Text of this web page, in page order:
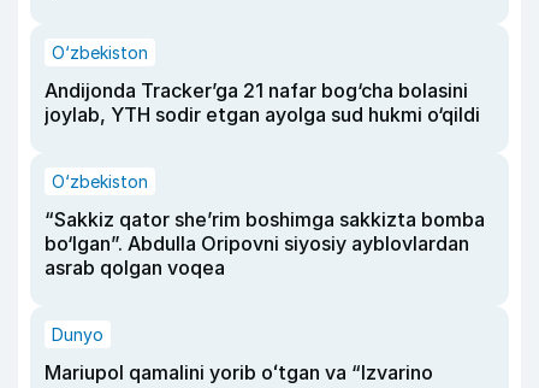
O‘zbekiston
Andijonda Tracker’ga 21 nafar bog‘cha bolasini
joylab, YTH sodir etgan ayolga sud hukmi o‘qildi
O‘zbekiston
“Sakkiz qator she’rim boshimga sakkizta bomba
bo‘lgan”. Abdulla Oripovni siyosiy ayblovlardan
asrab qolgan voqea
Dunyo
Mariupol qamalini yorib oʻtgan va “Izvarino